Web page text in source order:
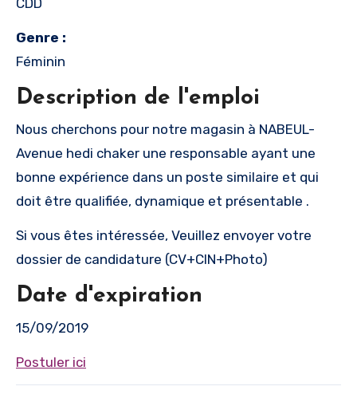
Genre :
Féminin
Description de l'emploi
Nous cherchons pour notre magasin à NABEUL-
Avenue hedi chaker une responsable ayant une
bonne expérience dans un poste similaire et qui
doit être qualifiée, dynamique et présentable .
Si vous êtes intéressée, Veuillez envoyer votre
dossier de candidature (CV+CIN+Photo)
Date d'expiration
15/09/2019
Postuler ici